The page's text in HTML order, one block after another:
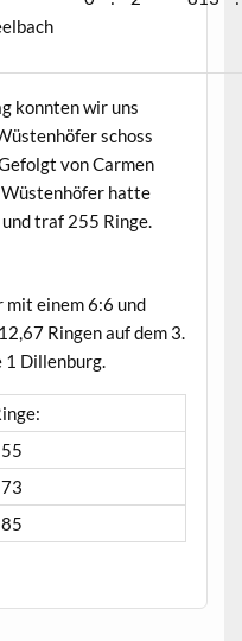
konnten wir uns
schoss
von Carmen
hatte
traf 255 Ringe.
mit einem 6:6 und
Ringen auf dem 3.
1 Dillenburg.